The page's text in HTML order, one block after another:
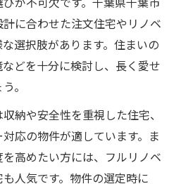
に合わせた注文住宅やリノベ
選択肢があります。住まいの
どを十分に検討し、長く愛せ
。
納や安全性を重視した住宅、
応の物件が適しています。ま
高めたい方には、フルリノベ
人気です。物件の選定時に